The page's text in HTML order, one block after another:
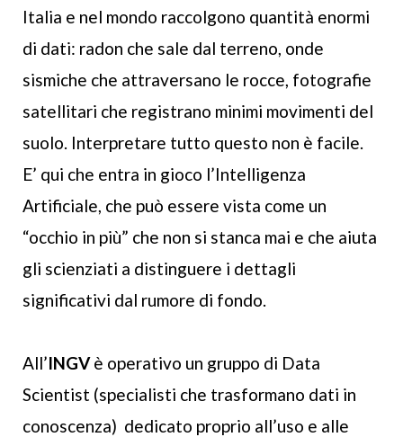
Italia e nel mondo raccolgono quantità enormi
di dati: radon che sale dal terreno, onde
sismiche che attraversano le rocce, fotografie
satellitari che registrano minimi movimenti del
suolo. Interpretare tutto questo non è facile.
E’ qui che entra in gioco l’Intelligenza
Artificiale, che può essere vista come un
“occhio in più” che non si stanca mai e che aiuta
gli scienziati a distinguere i dettagli
significativi dal rumore di fondo.
All’INGVè operativo un gruppo di Data
Scientist (specialisti che trasformano dati in
conoscenza) dedicato proprio all’uso e alle